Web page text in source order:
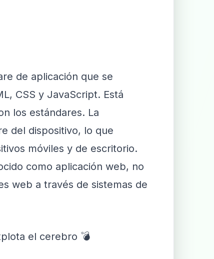
de aplicación que se
CSS y JavaScript. Está
los estándares. La
del dispositivo, lo que
móviles y de escritorio.
como aplicación web, no
web a través de sistemas de
el cerebro 💣